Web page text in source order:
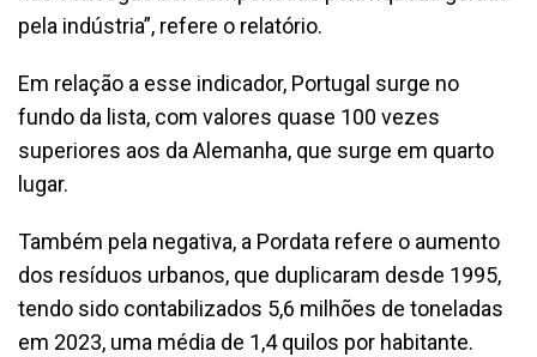
pela indústria”, refere o relatório.
Em relação a esse indicador, Portugal surge no
fundo da lista, com valores quase 100 vezes
superiores aos da Alemanha, que surge em quarto
lugar.
Também pela negativa, a Pordata refere o aumento
dos resíduos urbanos, que duplicaram desde 1995,
tendo sido contabilizados 5,6 milhões de toneladas
em 2023, uma média de 1,4 quilos por habitante.